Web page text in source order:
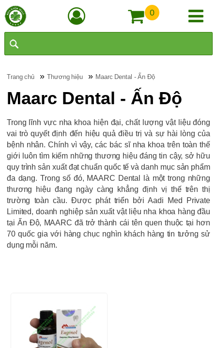
0
Trang chủ »Thương hiệu » Maarc Dental - Ấn Độ
Maarc Dental - Ấn Độ
Trong lĩnh vực nha khoa hiện đại, chất lượng vật liệu đóng
vai trò quyết định đến hiệu quả điều trị và sự hài lòng của
bệnh nhân. Chính vì vậy, các bác sĩ nha khoa trên toàn thế
giới luôn tìm kiếm những thương hiệu đáng tin cậy, sở hữu
quy trình sản xuất đạt chuẩn quốc tế và danh mục sản phẩm
đa dạng. Trong số đó, MAARC Dental là một trong những
thương hiệu đang ngày càng khẳng định vị thế trên thị
trường toàn cầu. Được phát triển bởi Aadi Med Private
Limited, doanh nghiệp sản xuất vật liệu nha khoa hàng đầu
tại Ấn Độ, MAARC đã trở thành cái tên quen thuộc tại hơn
70 quốc gia với hàng chục nghìn khách hàng tin tưởng sử
dụng mỗi năm.